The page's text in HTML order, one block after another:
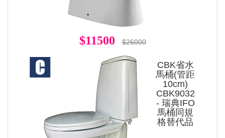
$11500 $26000
CBK省水
馬桶(管距
10cm)
CBK9032
- 瑞典IFO
馬桶同規
格替代品